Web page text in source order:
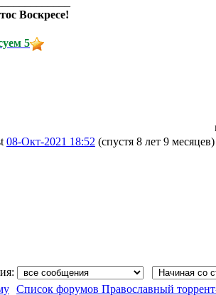
Воскресе!
5
08-Окт-2021 18:52 (спустя 8 лет 9 месяцев)
Список форумов Православный